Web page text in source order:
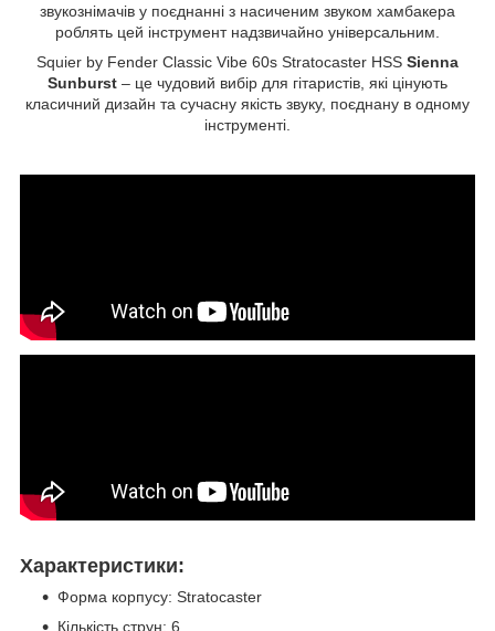
звукознімачів у поєднанні з насиченим звуком хамбакера
роблять цей інструмент надзвичайно універсальним.
Squier by Fender Classic Vibe 60s Stratocaster HSS Sienna
Sunburst – це чудовий вибір для гітаристів, які цінують
класичний дизайн та сучасну якість звуку, поєднану в одному
інструменті.
Характеристики:
Форма корпусу: Stratocaster
Кількість струн: 6